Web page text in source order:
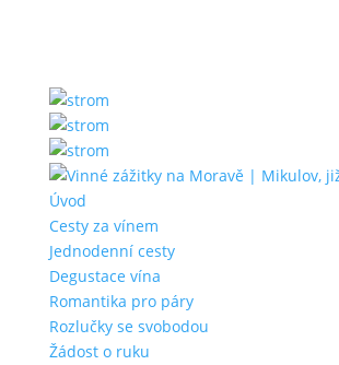
Úvod
Cesty za vínem
Jednodenní cesty
Degustace vína
Romantika pro páry
Rozlučky se svobodou
Žádost o ruku